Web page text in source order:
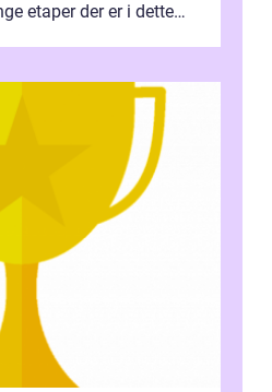
etaper der er i dette